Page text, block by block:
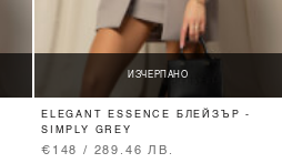
ИЗЧЕРПАНО
ELEGANT ESSENCE БЛЕЙЗЪР -
SIMPLY GREY
€148 / 289.46 ЛВ.